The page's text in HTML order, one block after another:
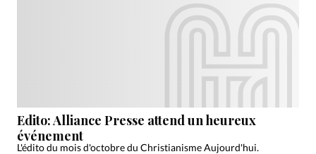
Edito: Alliance Presse attend un heureux
événement
L'édito du mois d'octobre du Christianisme Aujourd'hui.